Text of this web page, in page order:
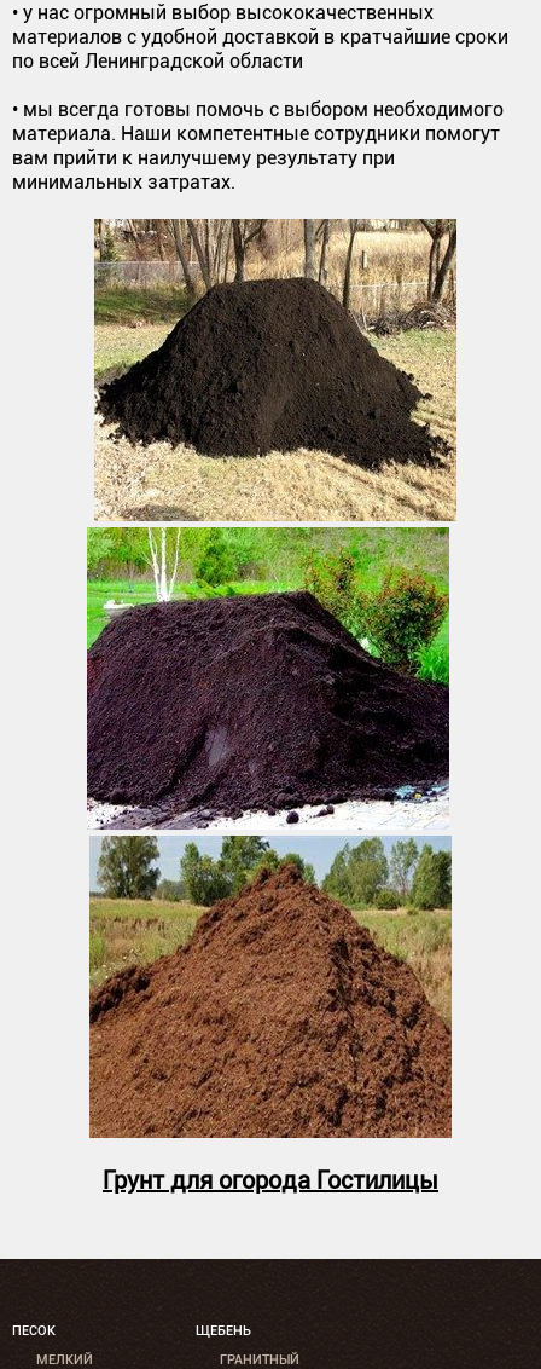
• у нас огромный выбор высококачественных
материалов с удобной доставкой в кратчайшие сроки
по всей Ленинградской области
• мы всегда готовы помочь с выбором необходимого
материала. Наши компетентные сотрудники помогут
вам прийти к наилучшему результату при
минимальных затратах.
Грунт для огорода Гостилицы
ПЕСОК
МЕЛКИЙ
ЩЕБЕНЬ
ГРАНИТНЫЙ